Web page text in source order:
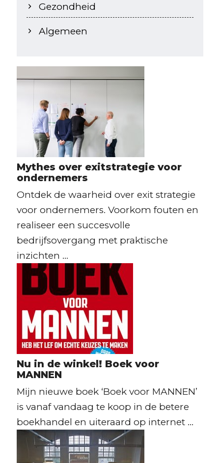
Gezondheid
Algemeen
Mythes over exitstrategie voor
ondernemers
Ontdek de waarheid over exit strategie
voor ondernemers. Voorkom fouten en
realiseer een succesvolle
bedrijfsovergang met praktische
inzichten ...
Nu in de winkel! Boek voor
MANNEN
Mijn nieuwe boek ‘Boek voor MANNEN’
is vanaf vandaag te koop in de betere
boekhandel en uiteraard op internet ...